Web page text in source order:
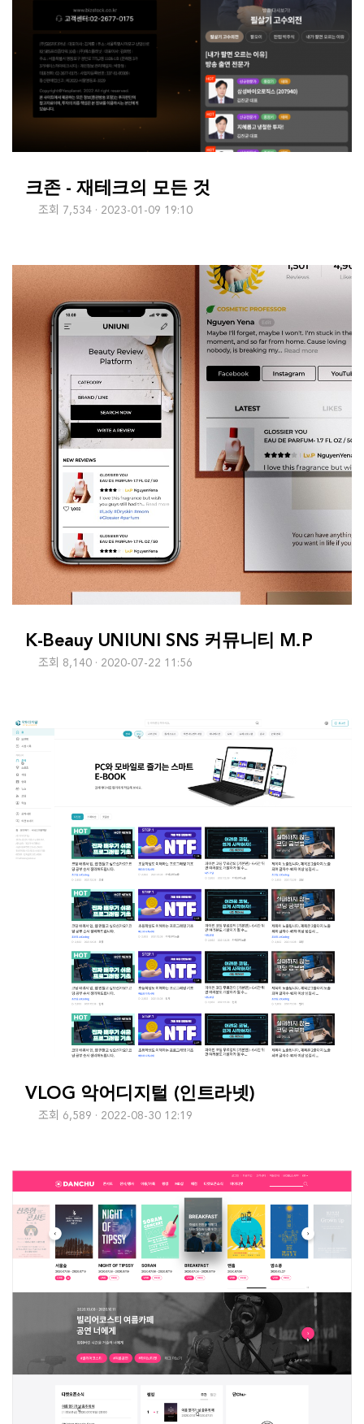
크존 - 재테크의 모든 것
조회 7,534 2023-01-09 19:10
K-Beauy UNIUNI SNS 커뮤니티 M.P
조회 8,140 2020-07-22 11:56
VLOG 악어디지털 (인트라넷)
조회 6,589 2022-08-30 12:19